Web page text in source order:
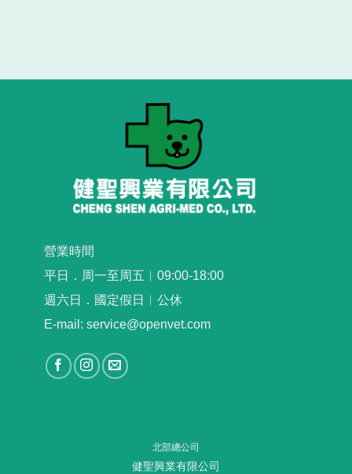
營業時間
平日．周一至周五︳09:00-18:00
週六日．國定假日︳公休
E-mail: service@openvet.com
北部總公司
健聖興業有限公司